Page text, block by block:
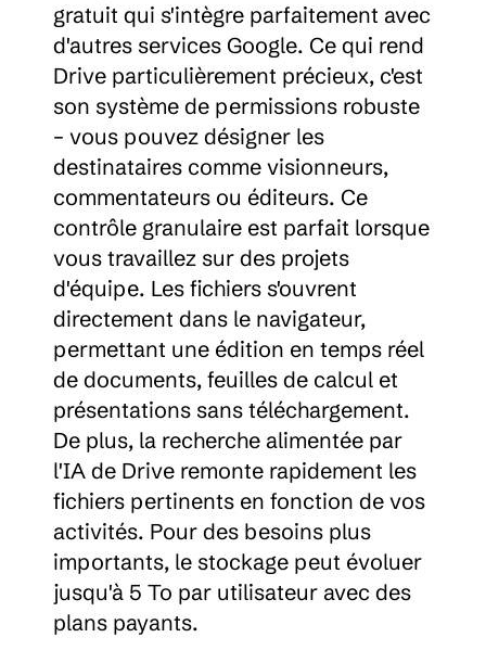
gratuit qui s'intègre parfaitement avec
d'autres services Google. Ce qui rend
Drive particulièrement précieux, c'est
son système de permissions robuste
– vous pouvez désigner les
destinataires comme visionneurs,
commentateurs ou éditeurs. Ce
contrôle granulaire est parfait lorsque
vous travaillez sur des projets
d'équipe. Les fichiers s'ouvrent
directement dans le navigateur,
permettant une édition en temps réel
de documents, feuilles de calcul et
présentations sans téléchargement.
De plus, la recherche alimentée par
l'IA de Drive remonte rapidement les
fichiers pertinents en fonction de vos
activités. Pour des besoins plus
importants, le stockage peut évoluer
jusqu'à 5 To par utilisateur avec des
plans payants.